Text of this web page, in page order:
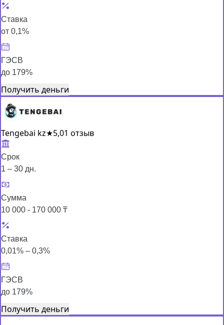
Ставка
от 0,1%
ГЭСВ
до 179%
Получить деньги
Tengebai kz★5,01 отзыв
Срок
1 – 30 дн.
Сумма
10 000 - 170 000 ₸
Ставка
0,01% – 0,3%
ГЭСВ
до 179%
Получить деньги